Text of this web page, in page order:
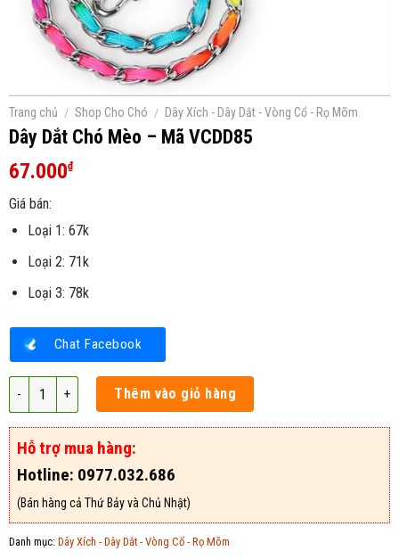
Trang chủ / Shop Cho Chó / Dây Xích - Dây Dắt - Vòng Cổ - Rọ Mõm
Dây Dắt Chó Mèo – Mã VCDD85
67.000₫
Giá bán:
Loại 1: 67k
Loại 2: 71k
Loại 3: 78k
Chat Facebook
Dây Dắt Chó Mèo - Mã VCDD85 số lượng
Thêm vào giỏ hàng
Hỗ trợ mua hàng:
Hotline: 0977.032.686
(Bán hàng cả Thứ Bảy và Chủ Nhật)
Danh mục: Dây Xích - Dây Dắt - Vòng Cổ - Rọ Mõm